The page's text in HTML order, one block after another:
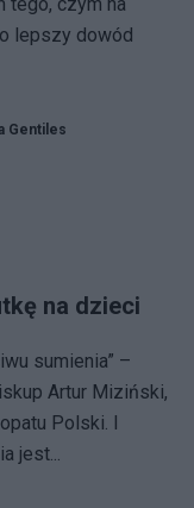
lepszy dowód
Gentiles
na dzieci
sumienia” –
Artur Miziński,
Polski. I
jest...